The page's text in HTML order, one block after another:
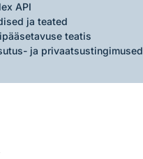
API
ja teated
teatis
ja privaatsustingimused